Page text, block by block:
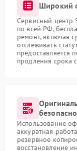
Широкий
Сервисный центр
по всей РФ,
ремонт, включая
отслеживать
предоставляется
продления срока
Использование
аккуратная
резервное
восстановление